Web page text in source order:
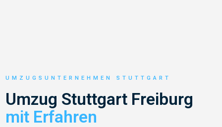
UMZUGSUNTERNEHMEN STUTTGART
Umzug Stuttgart Freiburg
mit Erfahren